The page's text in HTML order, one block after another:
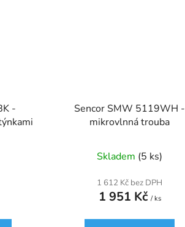
-
Sencor SMW 5119WH -
mikrovlnná trouba
Skladem (5 ks)
1 612 Kč bez DPH
1 951 Kč / ks